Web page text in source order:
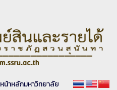
หน้าหลักมหาวิทยาลัย